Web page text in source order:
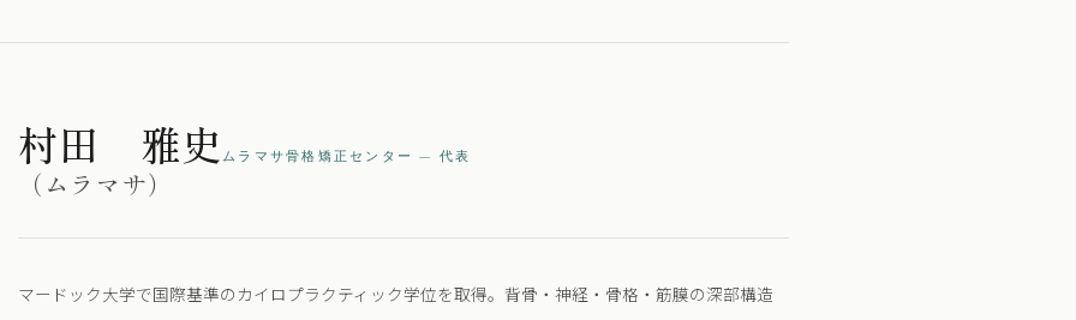
村田 雅史
（ムラマサ）
ムラマサ骨格矯正センター — 代表
マードック大学で国際基準のカイロプラクティック学位を取得。背骨・神経・骨格・筋膜の深部構造